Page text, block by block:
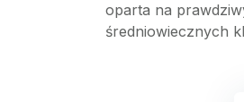
oparta na
średniowiecznych